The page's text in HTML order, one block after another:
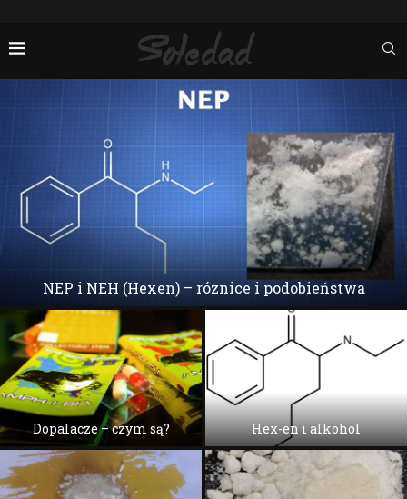
NEP i NEH (Hexen) – róznice i podobieństwa
Dopalacze – czym są? Hex-en i alkohol